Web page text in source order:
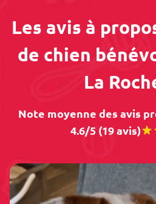
Les avis à
de chien
La
Note moyenne des avis
4.6/5 (19 avis)